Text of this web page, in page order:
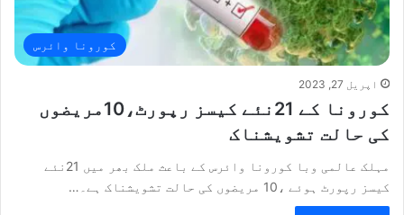
کورونا وائرس
اپریل 27, 2023
کورونا کے 21نئے کیسز رپورٹ،10مریضوں
کی حالت تشویشناک
مہلک عالمی وبا کورونا وائرس کے باعث ملک بھر میں 21نئے
کیسز رپورٹ ہوئے ،10 مریضوں کی حالت تشویشناک ہے۔…